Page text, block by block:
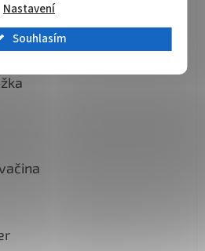
Nastavení
Souhlasím
je 5 z 5 hvězdiček.
je 5 z 5 hvězdiček.
je 5 z 5 hvězdiček.